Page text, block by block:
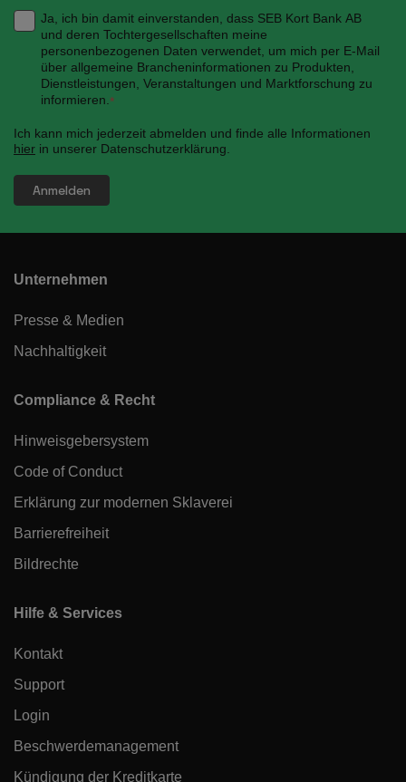
Ja, ich bin damit einverstanden, dass SEB Kort Bank AB
und deren Tochtergesellschaften meine
personenbezogenen Daten verwendet, um mich per E-Mail
über allgemeine Brancheninformationen zu Produkten,
Dienstleistungen, Veranstaltungen und Marktforschung zu
informieren.*
Ich kann mich jederzeit abmelden und finde alle Informationen
hier in unserer Datenschutzerklärung.
Unternehmen
Presse & Medien
Nachhaltigkeit
Compliance & Recht
Hinweisgebersystem
Code of Conduct
Erklärung zur modernen Sklaverei
Barrierefreiheit
Bildrechte
Hilfe & Services
Kontakt
Support
Login
Beschwerdemanagement
Kündigung der Kreditkarte